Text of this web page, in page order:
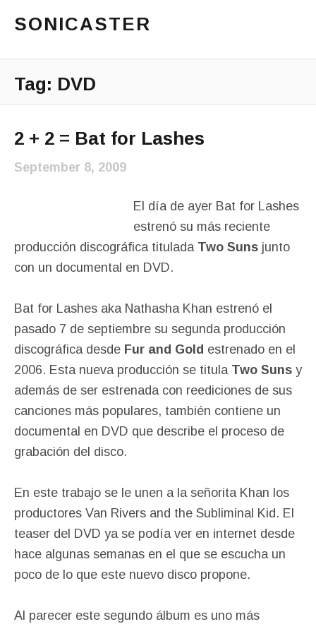
SONICASTER
Main Menu
Tag: DVD
2 + 2 = Bat for Lashes
September 8, 2009
El día de ayer Bat for Lashes
estrenó su más reciente
producción discográfica titulada Two Suns junto
con un documental en DVD.
Bat for Lashes aka Nathasha Khan estrenó el
pasado 7 de septiembre su segunda producción
discográfica desde Fur and Gold estrenado en el
2006. Esta nueva producción se titula Two Suns y
además de ser estrenada con reediciones de sus
canciones más populares, también contiene un
documental en DVD que describe el proceso de
grabación del disco.
En este trabajo se le unen a la señorita Khan los
productores Van Rivers and the Subliminal Kid. El
teaser del DVD ya se podía ver en internet desde
hace algunas semanas en el que se escucha un
poco de lo que este nuevo disco propone.
Al parecer este segundo álbum es uno más